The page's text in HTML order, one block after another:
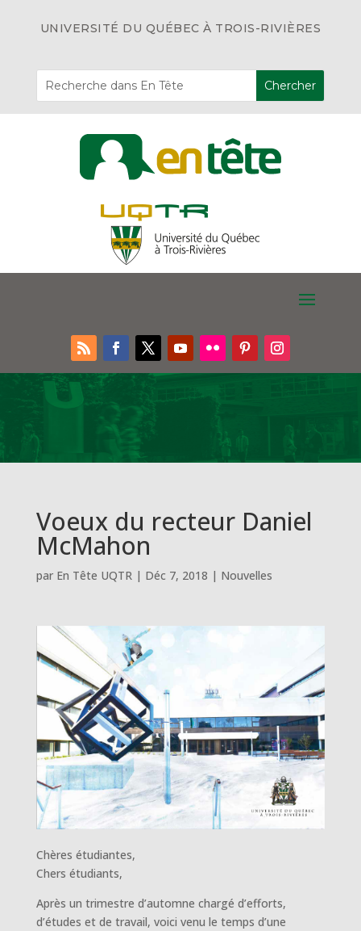
UNIVERSITÉ DU QUÉBEC À TROIS-RIVIÈRES
Voeux du recteur Daniel
McMahon
par En Tête UQTR| Déc 7, 2018 | Nouvelles
Chères étudiantes,
Chers étudiants,
Après un trimestre d’automne chargé d’efforts,
d’études et de travail, voici venu le temps d’une